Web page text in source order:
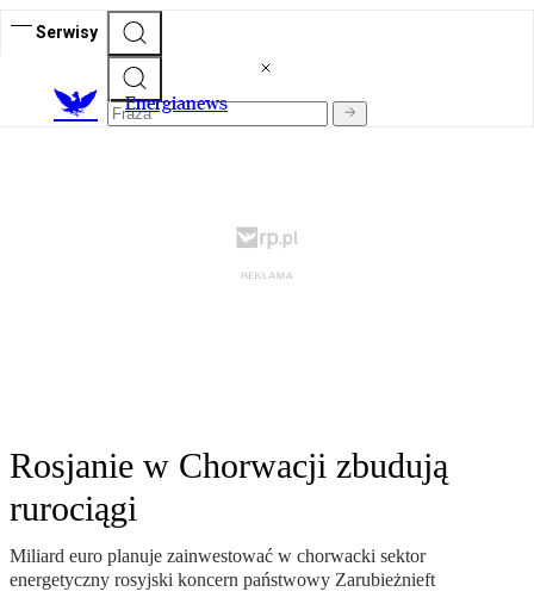
Serwisy
Energianews
Rosjanie w Chorwacji zbudują
rurociągi
Miliard euro planuje zainwestować w chorwacki sektor
energetyczny rosyjski koncern państwowy Zarubieżnieft